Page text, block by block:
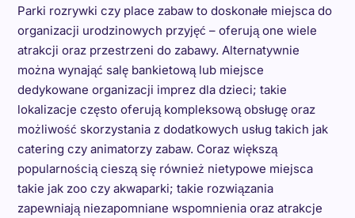
Parki rozrywki czy place zabaw to doskonałe miejsca do
organizacji urodzinowych przyjęć – oferują one wiele
atrakcji oraz przestrzeni do zabawy. Alternatywnie
można wynająć salę bankietową lub miejsce
dedykowane organizacji imprez dla dzieci; takie
lokalizacje często oferują kompleksową obsługę oraz
możliwość skorzystania z dodatkowych usług takich jak
catering czy animatorzy zabaw. Coraz większą
popularnością cieszą się również nietypowe miejsca
takie jak zoo czy akwaparki; takie rozwiązania
zapewniają niezapomniane wspomnienia oraz atrakcje